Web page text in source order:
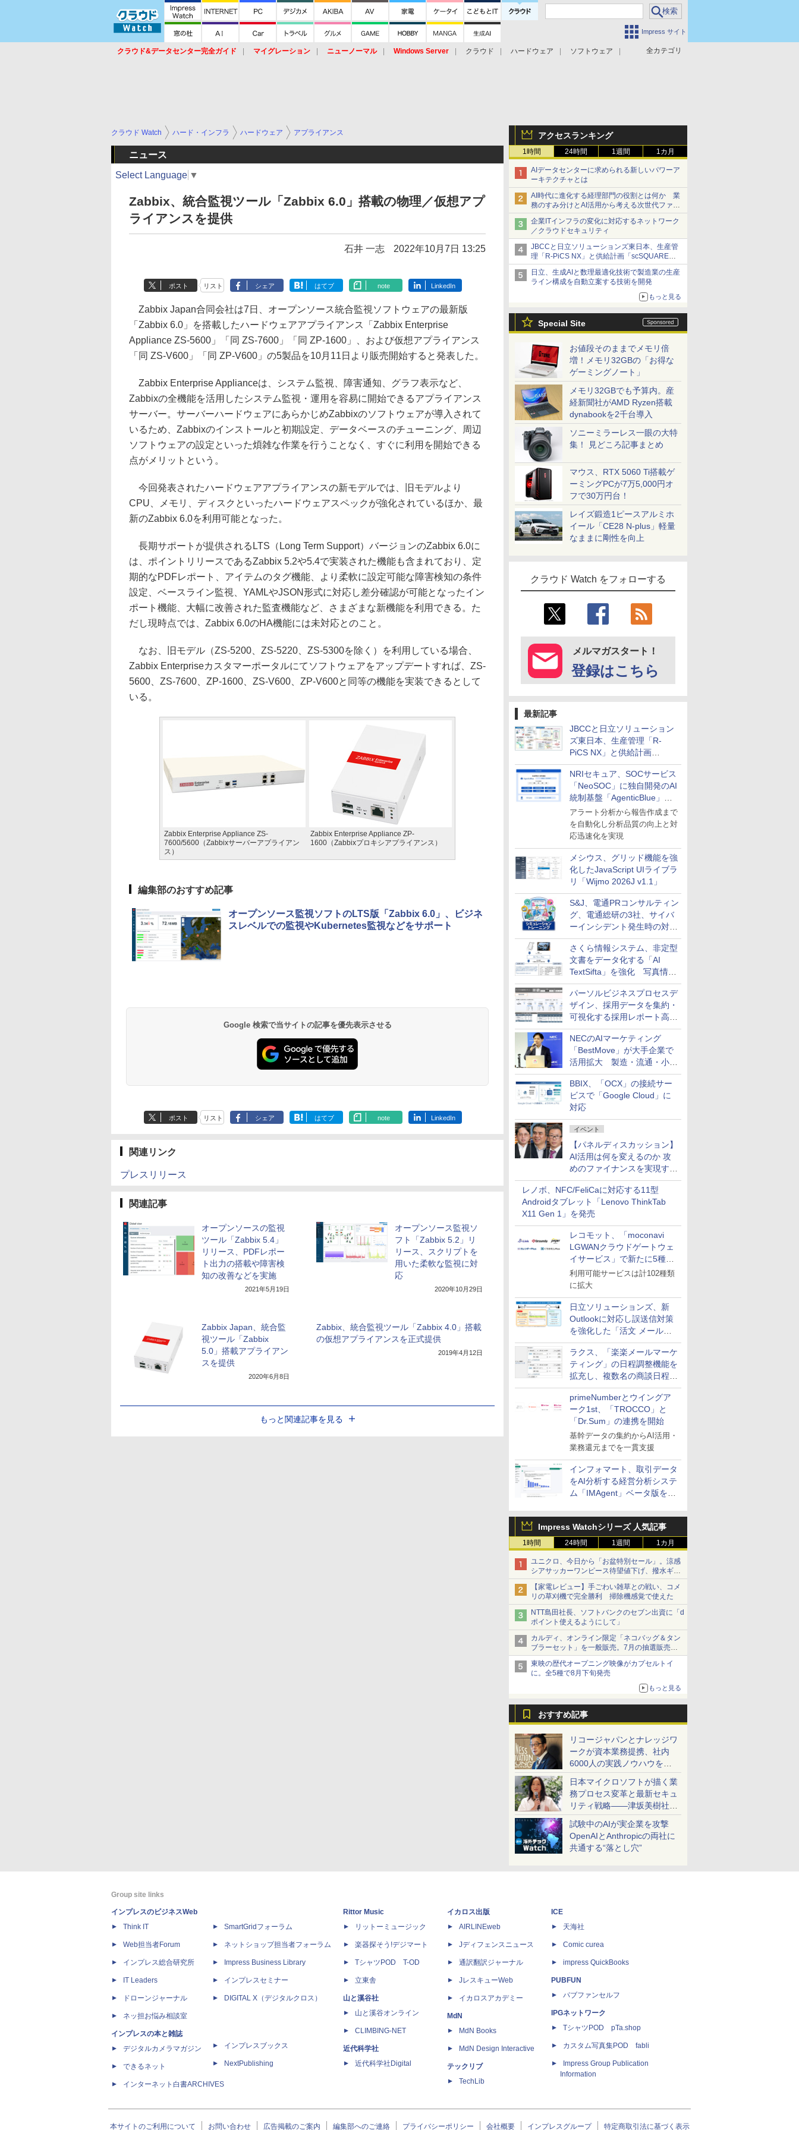
Impress サイト
全カテゴリ
クラウド&データセンター完全ガイド マイグレーション ニューノーマル Windows Server クラウド ハードウェア
ソフトウェア
アクセスランキング
1時間 24時間 1週間 1カ月
AIデータセンターに求められる新しいパワーア
ーキテクチャとは
AI時代に進化する経理部門の役割とは何か 業
務のすみ分けとAI活用から考える次世代ファイ
ナンス戦略
企業ITインフラの変化に対応するネットワーク
／クラウドセキュリティ
JBCCと日立ソリューションズ東日本、生産管
理「R-PiCS NX」と供給計画「scSQUARE
ISP」の連携サービスを提供開始
日立、生成AIと数理最適化技術で製造業の生産
ライン構成を自動立案する技術を開発
もっと見る
Special Site
お値段そのままでメモリ倍
増！メモリ32GBの「お得な
ゲーミングノート」
メモリ32GBでも予算内。産
経新聞社がAMD Ryzen搭載
dynabookを2千台導入
ソニーミラーレス一眼の大特
集！ 見どころ記事まとめ
マウス、RTX 5060 Ti搭載ゲ
ーミングPCが7万5,000円オ
フで30万円台！
レイズ鍛造1ピースアルミホ
イール「CE28 N-plus」軽量
なままに剛性を向上
クラウド Watch をフォローする
メルマガスタート！
登録はこちら
最新記事
JBCCと日立ソリューション
ズ東日本、生産管理「R-
PiCS NX」と供給計画
「scSQUARE ISP」の連携サ
ービスを提供開始
NRIセキュア、SOCサービス
「NeoSOC」に独自開発のAI
統制基盤「AgenticBlue」を
導入
アラート分析から報告作成まで
を自動化し分析品質の向上と対
応迅速化を実現
メシウス、グリッド機能を強
化したJavaScript UIライブラ
リ「Wijmo 2026J v1.1」
S&J、電通PRコンサルティン
グ、電通総研の3社、サイバ
ーインシデント発生時の対応
と危機管理広報を一体的に訓
練するプログラムを提供
さくら情報システム、非定型
文書をデータ化する「AI
TextSifta」を強化 写真情報
のデータ化などに対応
パーソルビジネスプロセスデ
ザイン、採用データを集約・
可視化する採用レポート高速
化サービスを提供
NECのAIマーケティング
「BestMove」が大手企業で
活用拡大 製造・流通・小売
企業・広告代理店などが実装
フェーズへ
BBIX、「OCX」の接続サー
ビスで「Google Cloud」に
対応
イベント
【パネルディスカッション】
AI活用は何を変えるのか 攻
めのファイナンスを実現する
業務設計とマインドセット変
革
レノボ、NFC/FeliCaに対応する11型
Androidタブレット「Lenovo ThinkTab
X11 Gen 1」を発売
レコモット、「moconavi
LGWANクラウドゲートウェ
イサービス」で新たに5種類
のサービスと連携開始
利用可能サービスは計102種類
に拡大
日立ソリューションズ、新
Outlookに対応し誤送信対策
を強化した「活文 メール誤
送信防止アドインサービス」
を提供
ラクス、「楽楽メールマーケ
ティング」の日程調整機能を
拡充し、複数名の商談日程調
整を効率化
primeNumberとウイングア
ーク1st、「TROCCO」と
「Dr.Sum」の連携を開始
基幹データの集約からAI活用・
業務還元までを一貫支援
インフォマート、取引データ
をAI分析する経営分析システ
ム「IMAgent」ベータ版を提
Impress Watchシリーズ 人気記事
1時間 24時間 1週間 1カ月
ユニクロ、今日から「お盆特別セール」。涼感
シアサッカーワンピース待望値下げ、撥水ギア
ショーツは1990円に
【家電レビュー】手ごわい雑草との戦い、コメ
リの草刈機で完全勝利 掃除機感覚で使えた
NTT島田社長、ソフトバンクのセブン出資に「d
ポイント使えるようにして」
カルディ、オンライン限定「ネコバッグ＆タン
ブラーセット」を一般販売。7月の抽選販売の
当選無効分
東映の歴代オープニング映像がカプセルトイ
に。全5種で8月下旬発売
もっと見る
おすすめ記事
リコージャパンとナレッジワ
ークが資本業務提携、社内
6000人の実践ノウハウを生
かした「AI商談記録 for
RICOH」を展開へ
日本マイクロソフトが描く業
務プロセス変革と最新セキュ
リティ戦略――津坂美樹社長
が2027年度戦略を説明
試験中のAIが実企業を攻撃
OpenAIとAnthropicの両社に
共通する“落とし穴”
クラウド Watch ハード・インフラ ハードウェア アプライアンス
ニュース
Select Language ▼
Zabbix、統合監視ツール「Zabbix 6.0」搭載の物理／仮想アプ
ライアンスを提供
石井 一志 2022年10月7日 13:25
ポスト リスト シェア はてブ note LinkedIn
Zabbix Japan合同会社は7日、オープンソース統合監視ソフトウェアの最新版
「Zabbix 6.0」を搭載したハードウェアアプライアンス「Zabbix Enterprise
Appliance ZS-5600」「同 ZS-7600」「同 ZP-1600」、および仮想アプライアンス
「同 ZS-V600」「同 ZP-V600」の5製品を10月11日より販売開始すると発表した。
Zabbix Enterprise Applianceは、システム監視、障害通知、グラフ表示など、
Zabbixの全機能を活用したシステム監視・運用を容易に開始できるアプライアンス
サーバー。サーバーハードウェアにあらかじめZabbixのソフトウェアが導入されて
いるため、Zabbixのインストールと初期設定、データベースのチューニング、周辺
ソフトウェアの設定といった煩雑な作業を行うことなく、すぐに利用を開始できる
点がメリットという。
今回発表されたハードウェアアプライアンスの新モデルでは、旧モデルより
CPU、メモリ、ディスクといったハードウェアスペックが強化されているほか、最
新のZabbix 6.0を利用可能となった。
長期サポートが提供されるLTS（Long Term Support）バージョンのZabbix 6.0に
は、ポイントリリースであるZabbix 5.2や5.4で実装された機能も含まれており、定
期的なPDFレポート、アイテムのタグ機能、より柔軟に設定可能な障害検知の条件
設定、ベースライン監視、YAMLやJSON形式に対応し差分確認が可能となったイン
ポート機能、大幅に改善された監査機能など、さまざまな新機能を利用できる。た
だし現時点では、Zabbix 6.0のHA機能には未対応とのこと。
なお、旧モデル（ZS-5200、ZS-5220、ZS-5300を除く）を利用している場合、
Zabbix Enterpriseカスタマーポータルにてソフトウェアをアップデートすれば、ZS-
5600、ZS-7600、ZP-1600、ZS-V600、ZP-V600と同等の機能を実装できるとして
いる。
Zabbix Enterprise Appliance ZS-
7600/5600（Zabbixサーバーアプライアン
ス）
Zabbix Enterprise Appliance ZP-
1600（Zabbixプロキシアプライアンス）
編集部のおすすめ記事
オープンソース監視ソフトのLTS版「Zabbix 6.0」、ビジネ
スレベルでの監視やKubernetes監視などをサポート
Google 検索で当サイトの記事を優先表示させる
ポスト リスト シェア はてブ note LinkedIn
関連リンク
プレスリリース
関連記事
オープンソースの監視
ツール「Zabbix 5.4」
リリース、PDFレポー
ト出力の搭載や障害検
知の改善などを実施
2021年5月19日
オープンソース監視ソ
フト「Zabbix 5.2」リ
リース、スクリプトを
用いた柔軟な監視に対
応
2020年10月29日
Zabbix Japan、統合監
視ツール「Zabbix
5.0」搭載アプライアン
スを提供
2020年6月8日
Zabbix、統合監視ツール「Zabbix 4.0」搭載
の仮想アプライアンスを正式提供
2019年4月12日
もっと関連記事を見る
Group site links
インプレスのビジネスWeb
Think IT
Web担当者Forum
インプレス総合研究所
IT Leaders
ドローンジャーナル
ネッ担お悩み相談室
インプレスの本と雑誌
デジタルカメラマガジン
できるネット
インターネット白書ARCHIVES
SmartGridフォーラム
ネットショップ担当者フォーラム
Impress Business Library
インプレスセミナー
DIGITAL X（デジタルクロス）
インプレスブックス
NextPublishing
Rittor Music
リットーミュージック
楽器探そう!デジマート
TシャツPOD T-OD
立東舎
山と溪谷社
山と溪谷オンライン
CLIMBING-NET
近代科学社
近代科学社Digital
イカロス出版
AIRLINEweb
Jディフェンスニュース
通訳翻訳ジャーナル
JレスキューWeb
イカロスアカデミー
MdN
MdN Books
MdN Design Interactive
テックリブ
TechLib
ICE
天海社
Comic curea
impress QuickBooks
PUBFUN
パブファンセルフ
IPGネットワーク
TシャツPOD pTa.shop
カスタム写真集POD fabli
Impress Group Publication
Information
本サイトのご利用について お問い合わせ 広告掲載のご案内 編集部へのご連絡 プライバシーポリシー 会社概要 インプレスグループ 特定商取引法に基づく表示